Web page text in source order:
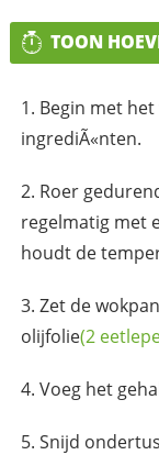
TOON
Begin met
ingrediÃ«nten.
Roer
regelmatig met
houdt de
Zet de
olijfolie(2
Voeg het
Snijd